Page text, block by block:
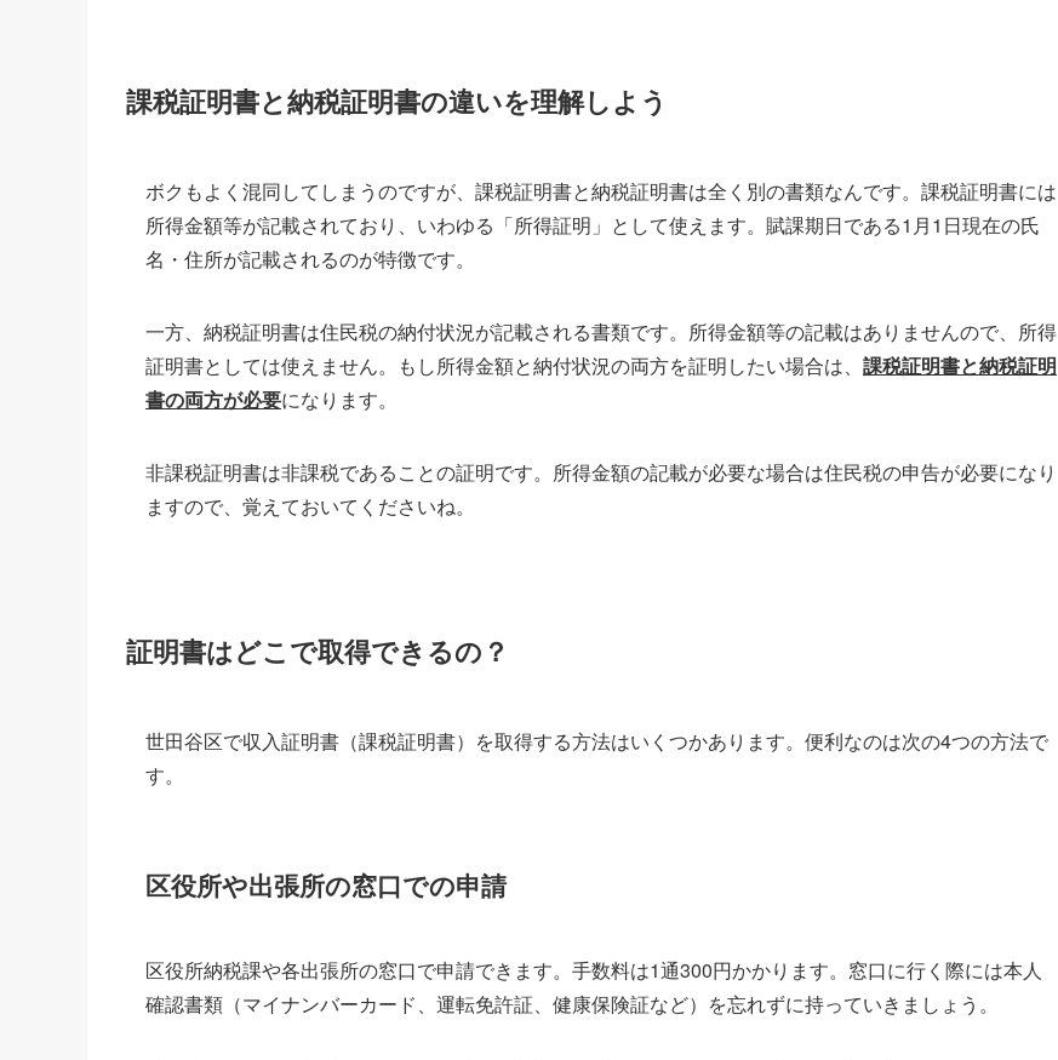
課税証明書と納税証明書の違いを理解しよう
ボクもよく混同してしまうのですが、課税証明書と納税証明書は全く別の書類なんです。課税証明書には
所得金額等が記載されており、いわゆる「所得証明」として使えます。賦課期日である1月1日現在の氏
名・住所が記載されるのが特徴です。
一方、納税証明書は住民税の納付状況が記載される書類です。所得金額等の記載はありませんので、所得
証明書としては使えません。もし所得金額と納付状況の両方を証明したい場合は、 課税証明書と納税証明
書の両方が必要になります。
非課税証明書は非課税であることの証明です。所得金額の記載が必要な場合は住民税の申告が必要になり
ますので、覚えておいてくださいね。
証明書はどこで取得できるの？
世田谷区で収入証明書（課税証明書）を取得する方法はいくつかあります。便利なのは次の4つの方法で
す。
区役所や出張所の窓口での申請
区役所納税課や各出張所の窓口で申請できます。手数料は1通300円かかります。窓口に行く際には本人
確認書類（マイナンバーカード、運転免許証、健康保険証など）を忘れずに持っていきましょう。